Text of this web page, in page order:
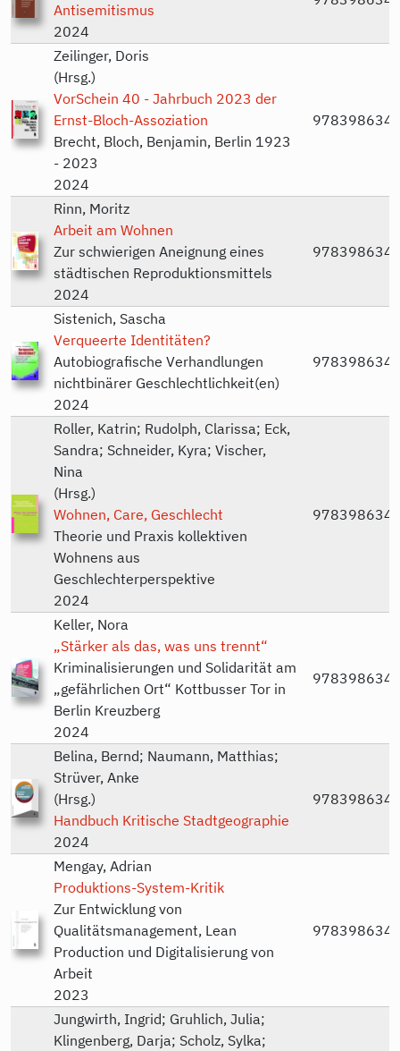
Antisemitismus
2024
Zeilinger, Doris
(Hrsg.)
VorSchein 40 - Jahrbuch 2023 der
Ernst-Bloch-Assoziation
Brecht, Bloch, Benjamin, Berlin 1923
- 2023
2024
Rinn, Moritz
Arbeit am Wohnen
Zur schwierigen Aneignung eines
städtischen Reproduktionsmittels
2024
Sistenich, Sascha
Verqueerte Identitäten?
Autobiografische Verhandlungen
nichtbinärer Geschlechtlichkeit(en)
2024
Roller, Katrin; Rudolph, Clarissa; Eck,
Sandra; Schneider, Kyra; Vischer,
Nina
(Hrsg.)
Wohnen, Care, Geschlecht
Theorie und Praxis kollektiven
Wohnens aus
Geschlechterperspektive
2024
Keller, Nora
„Stärker als das, was uns trennt“
Kriminalisierungen und Solidarität am
„gefährlichen Ort“ Kottbusser Tor in
Berlin Kreuzberg
2024
Belina, Bernd; Naumann, Matthias;
Strüver, Anke
(Hrsg.)
Handbuch Kritische Stadtgeographie
2024
Mengay, Adrian
Produktions-System-Kritik
Zur Entwicklung von
Qualitätsmanagement, Lean
Production und Digitalisierung von
Arbeit
2023
Jungwirth, Ingrid; Gruhlich, Julia;
Klingenberg, Darja; Scholz, Sylka;